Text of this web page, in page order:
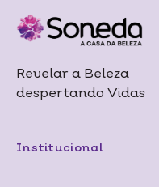
Revelar a Beleza
despertando Vidas
Institucional